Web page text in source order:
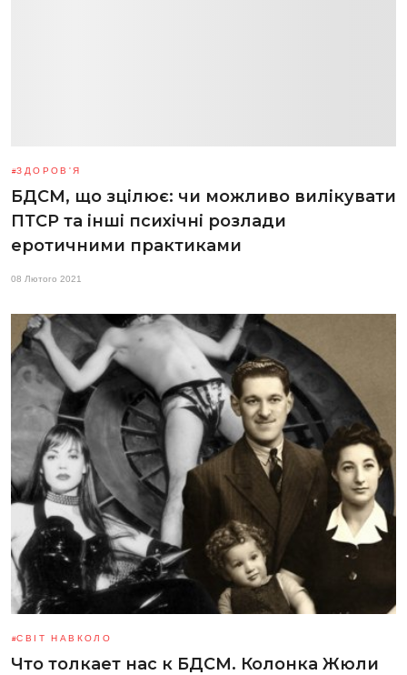
ЗДОРОВ'Я
БДСМ, що зцілює: чи можливо вилікувати
ПТСР та інші психічні розлади
еротичними практиками
08 Лютого 2021
СВІТ НАВКОЛО
Что толкает нас к БДСМ. Колонка Жюли